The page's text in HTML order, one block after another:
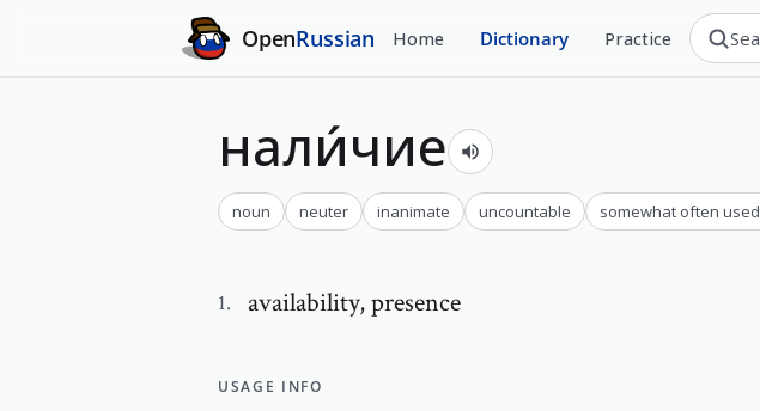
OpenRussian Home Dictionary Practice
нали́чие
noun neuter inanimate uncountable somewhat often used
1. availability,presence
USAGE INFO